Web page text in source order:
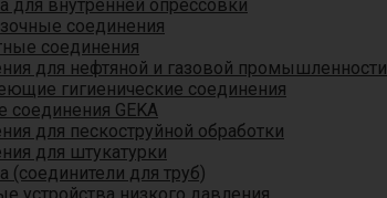
для внутренней опрессовки
соединения
соединения
для нефтяной и газовой промышленности
гигиенические соединения
соединения GEKA
для пескоструйной обработки
для штукатурки
(соединители для труб)